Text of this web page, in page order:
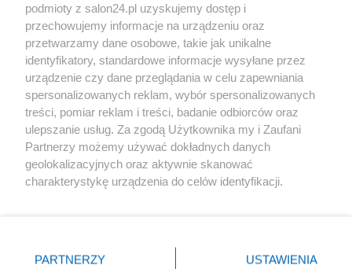
Społeczeństwo
Kultura
X Facebook Instagram Youtube
podmioty z salon24.pl uzyskujemy dostęp i
przechowujemy informacje na urządzeniu oraz
przetwarzamy dane osobowe, takie jak unikalne
identyfikatory, standardowe informacje wysyłane przez
urządzenie czy dane przeglądania w celu zapewniania
spersonalizowanych reklam, wybór spersonalizowanych
treści, pomiar reklam i treści, badanie odbiorców oraz
ulepszanie usług. Za zgodą Użytkownika my i Zaufani
Partnerzy możemy używać dokładnych danych
geolokalizacyjnych oraz aktywnie skanować
charakterystykę urządzenia do celów identyfikacji.
zmienić/wycofać klikając przycisk ustawień prywatności
PARTNERZY USTAWIENIA